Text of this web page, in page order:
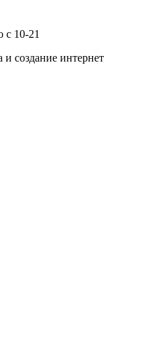
с 10-21
и создание интернет